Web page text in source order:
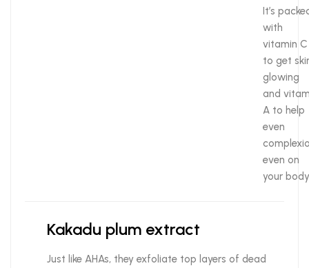
It’s
with
vitamin C
to get
glowing
and
A to help
even
even on
your
Kakadu plum extract
Just like AHAs, they exfoliate top layers of dead